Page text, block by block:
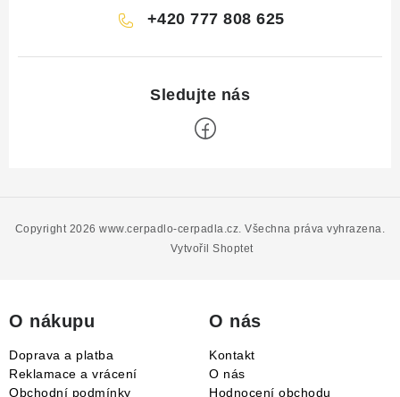
+420 777 808 625
Vytvořil Shoptet
Copyright 2026www.cerpadlo-cerpadla.cz. Všechna práva vyhrazena.
O nákupu
Doprava a platba
Reklamace a vrácení
Obchodní podmínky
O nás
Kontakt
O nás
Hodnocení obchodu